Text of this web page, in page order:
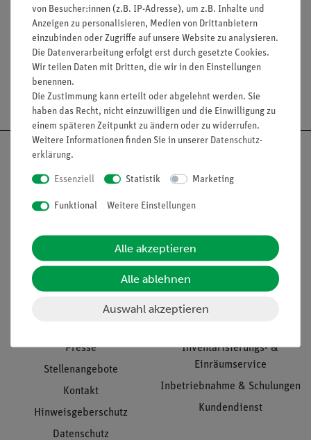
Media / Downloads
Versandkostenfrei ab 300,- €
Informationen
Unternehmen
Presse
Stellenangebote
Kontakt
Hinweisgeberschutz
Datenschutz
Service
Übersicht Service
Inventarisierungs- &
Einräumservice
Inbetriebnahme & Schulungen
Kundendienst
von Besucher:innen (z.B. IP-Adresse), um z.B. Inhalte und
Anzeigen zu personalisieren, Medien von Drittanbietern
einzubinden oder Zugriffe auf unsere Website zu analysieren.
Die Datenverarbeitung erfolgt erst durch gesetzte Cookies.
Wir teilen Daten mit Dritten, die wir in den Einstellungen
benennen.
Die Zustimmung kann erteilt oder abgelehnt werden. Sie
haben das Recht, nicht einzuwilligen und die Einwilligung zu
einem späteren Zeitpunkt zu ändern oder zu widerrufen.
Weitere Informationen finden Sie in unserer Daten­schutz­
erklärung.
Essenziell Statistik Marketing
Funktional Weitere Einstellungen
Alle akzeptieren
Alle ablehnen
Auswahl akzeptieren